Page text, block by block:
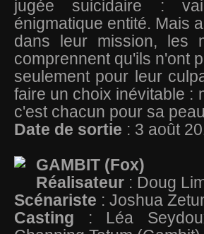
jugée suicidaire :
énigmatique entité. Mais
dans leur mission, les
comprennent qu'ils n'ont
seulement pour leur
faire un choix inévitable :
c'est chacun pour sa
Date de sortie : 3 août
GAMBIT (Fox)
Réalisateur : Doug
Scénariste : Joshua
Casting : Léa